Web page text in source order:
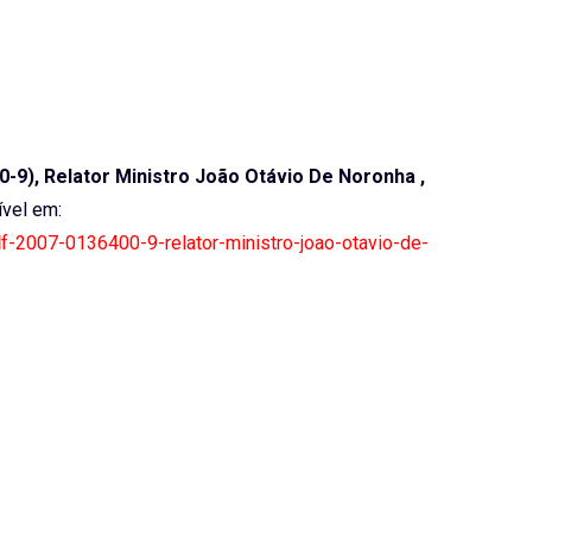
9), Relator Ministro João Otávio De Noronha ,
em:
0136400-9-relator-ministro-joao-otavio-de-